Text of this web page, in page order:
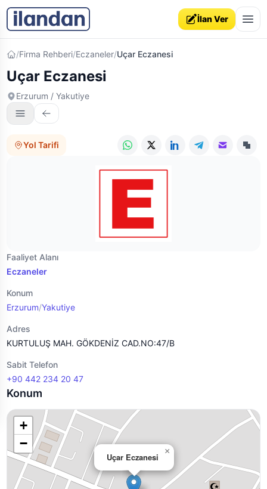
Ana sayfa
İlan Ver
/Firma Rehberi/Eczaneler/Uçar Eczanesi
Uçar Eczanesi
Erzurum / Yakutiye
Yol Tarifi
WhatsAppX (Twitter)
LinkedInTelegramE-posta
Faaliyet Alanı
Eczaneler
Konum
Erzurum/Yakutiye
Adres
KURTULUŞ MAH. GÖKDENİZ CAD.NO:47/B
Sabit Telefon
+90 442 234 20 47
Konum
Uçar Eczanesi
×
+
−